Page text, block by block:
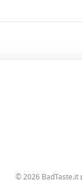
© 2026 BadTaste.it